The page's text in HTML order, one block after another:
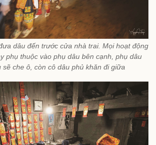
dâu đến trước cửa nhà trai. Mọi hoạt động
phụ thuộc vào phụ dâu bên cạnh, phụ dâu
sẽ che ô, còn cô dâu phủ khăn đi giữa